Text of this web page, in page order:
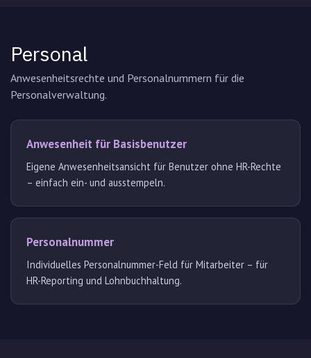
Personal
Anwesenheitsrechte und Personalnummern für die
Personalverwaltung.
Anwesenheit für Basisbenutzer
Eigene Anwesenheitsansicht für Benutzer ohne HR-Rechte
– einfach ein- und ausstempeln.
Personalnummer
Individuelles Personalnummer-Feld für Mitarbeiter – für
HR-Reporting und Lohnbuchhaltung.